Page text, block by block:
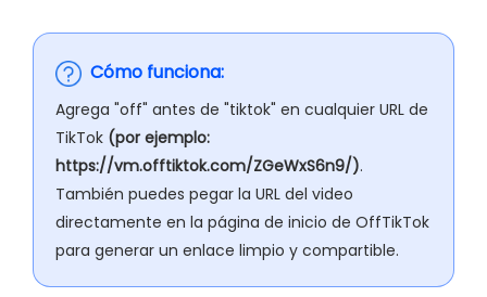
Cómo funciona:
Agrega "off" antes de "tiktok" en cualquier URL de
TikTok (por ejemplo:
https://vm.offtiktok.com/ZGeWxS6n9/).
También puedes pegar la URL del video
directamente en la página de inicio de OffTikTok
para generar un enlace limpio y compartible.